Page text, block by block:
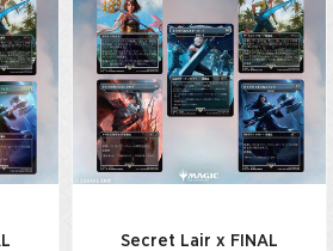
Secret Lair x FINAL